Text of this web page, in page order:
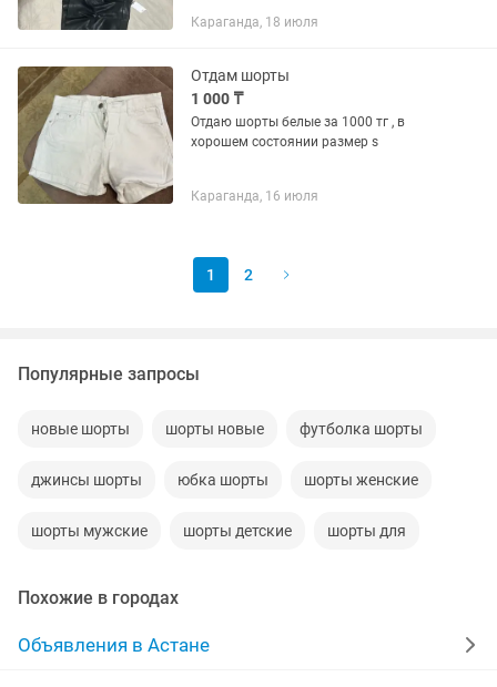
искусственной кожи. Модель на запахе
сбоку на молнию....
Караганда, 18 июля
Отдам шорты
1 000 ₸
Отдаю шорты белые за 1000 тг , в
хорошем состоянии размер s
Караганда, 16 июля
1 2
Популярные запросы
новые шорты шорты новые футболка шорты
джинсы шорты юбка шорты шорты женские
шорты мужские шорты детские шорты для
Похожие в городах
Объявления в Астане